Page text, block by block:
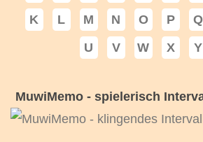
K
L M N O P Q
U
V W X Y
MuwiMemo - spielerisch